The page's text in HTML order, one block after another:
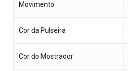
Movimento
Cor da Pulseira
Cor do Mostrador